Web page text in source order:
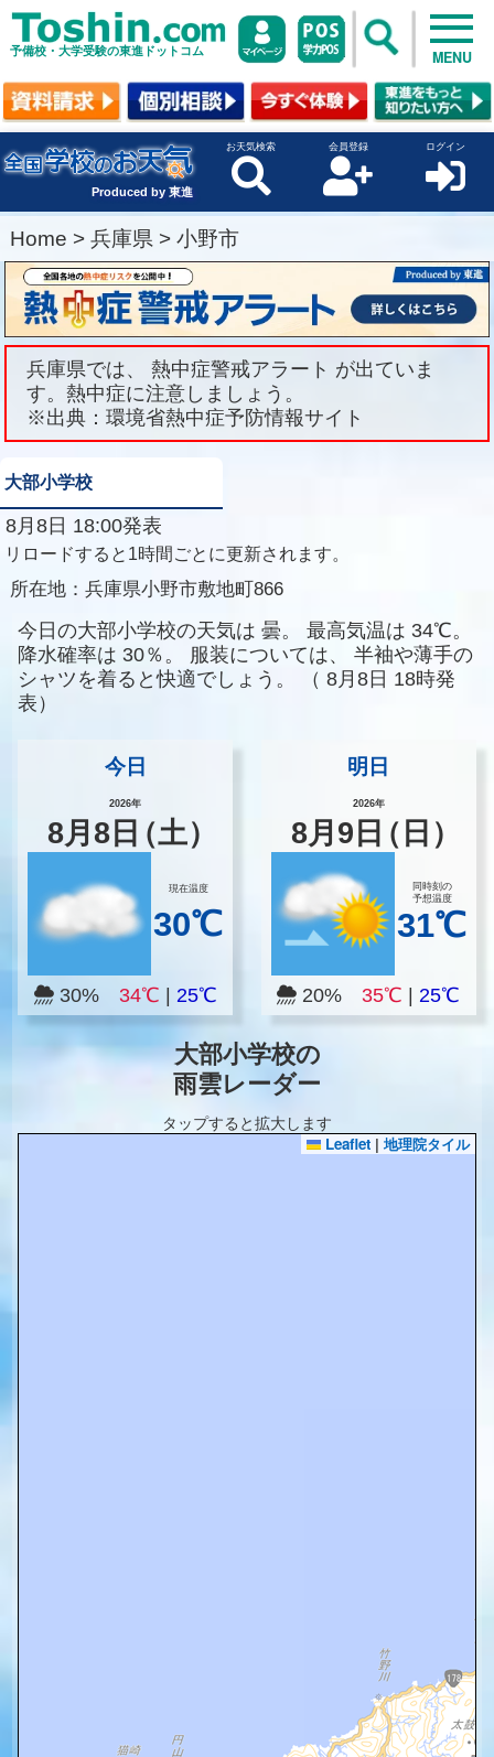
予備校・大学受験の東進ドットコム MENU
Produced by 東進
お天気検索 会員登録 ログイン
Home > 兵庫県 > 小野市
兵庫県では、 熱中症警戒アラート が出ていま
す。熱中症に注意しましょう。
※出典：環境省熱中症予防情報サイト
大部小学校
8月8日 18:00発表
リロードすると1時間ごとに更新されます。
所在地： 兵庫県小野市敷地町866
今日の大部小学校の天気は 曇。 最高気温は 34℃。
降水確率は 30％。 服装については、
半袖や薄手の
シャツを着ると快適でしょう。
（ 8月8日 18時発
表）
今日
2026年
8月8 日（土）
現在温度
30℃
30% 34℃ 25℃
明日
2026年
8月 9 日（日）
同時刻の
予想温度
31℃
20%35℃ |25℃
大部小学校の
雨雲レーダー
タップすると拡大します
Leaflet | 地理院タイル